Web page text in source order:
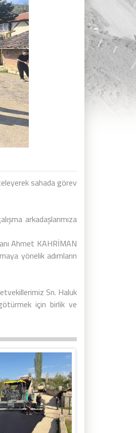
sahada görev
arkadaşlarımıza
Ahmet KAHRİMAN
yönelik adımların
Sn. Haluk
için birlik ve